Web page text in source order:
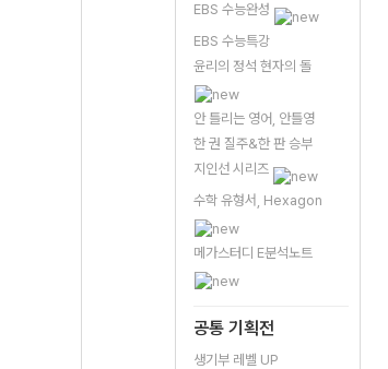
EBS 수능완성
EBS 수능특강
윤리의 정석 현자의 돌
안 틀리는 영어, 안틀영
한 권 질주&한 판 승부
지인선 시리즈
수학 유형서, Hexagon
메가스터디 E분석노트
공통 기획전
생기부 레벨 UP